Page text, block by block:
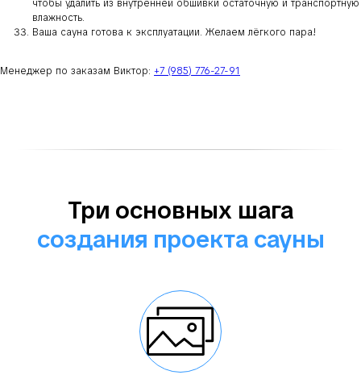
чтобы удалить из внутренней обшивки остаточную и транспортную
влажность.
Ваша сауна готова к эксплуатации. Желаем лёгкого пара!
Менеджер по заказам Виктор: +7 (985) 776-27-91
Три основных шага
создания проекта сауны